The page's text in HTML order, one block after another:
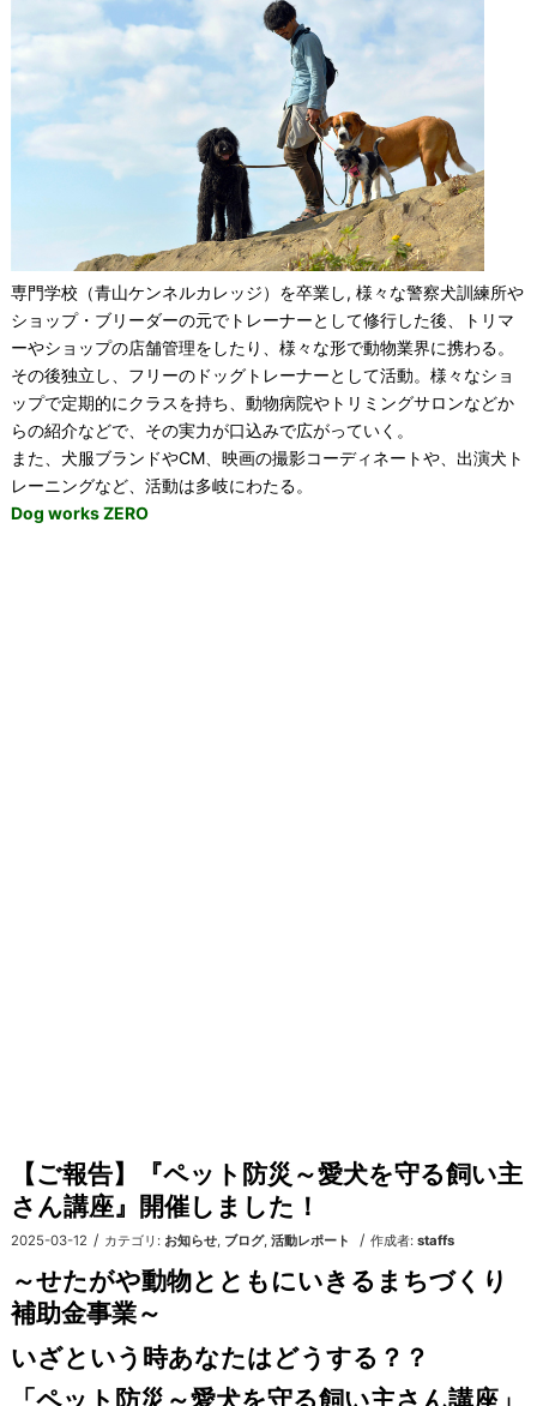
専門学校（青山ケンネルカレッジ）を卒業し, 様々な警察犬訓練所や
ショップ・ブリーダーの元でトレーナーとして修行した後、トリマ
ーやショップの店舗管理をしたり、様々な形で動物業界に携わる。
その後独立し、フリーのドッグトレーナーとして活動。様々なショ
ップで定期的にクラスを持ち、動物病院やトリミングサロンなどか
らの紹介などで、その実力が口込みで広がっていく。
また、犬服ブランドやCM、映画の撮影コーディネートや、出演犬ト
レーニングなど、活動は多岐にわたる。
Dog works ZERO
【ご報告】『ペット防災～愛犬を守る飼い主
さん講座』開催しました！
2025-03-12 / カテゴリ: お知らせ, ブログ, 活動レポート / 作成者: staffs
～せたがや動物とともにいきるまちづくり
補助金事業～
いざという時あなたはどうする？？
「ペット防災～愛犬を守る飼い主さん講座」